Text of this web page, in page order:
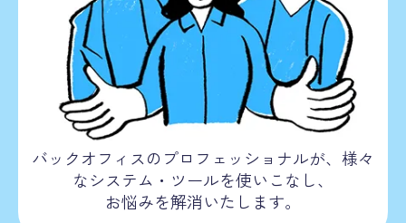
バックオフィスのプロフェッショナルが、様々
なシステム・ツールを使いこなし、
お悩みを解消いたします。